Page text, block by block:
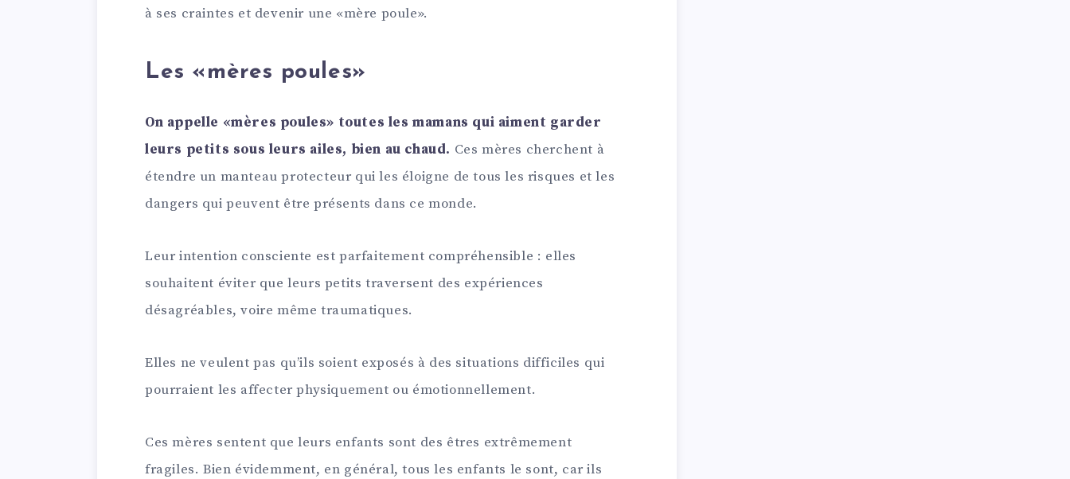
à ses craintes et devenir une «mère poule».
Les «mères poules»
On appelle «mères poules» toutes les mamans qui aiment garder
leurs petits sous leurs ailes, bien au chaud. Ces mères cherchent à
étendre un manteau protecteur qui les éloigne de tous les risques et les
dangers qui peuvent être présents dans ce monde.
Leur intention consciente est parfaitement compréhensible : elles
souhaitent éviter que leurs petits traversent des expériences
désagréables, voire même traumatiques.
Elles ne veulent pas qu’ils soient exposés à des situations difficiles qui
pourraient les affecter physiquement ou émotionnellement.
Ces mères sentent que leurs enfants sont des êtres extrêmement
fragiles. Bien évidemment, en général, tous les enfants le sont, car ils